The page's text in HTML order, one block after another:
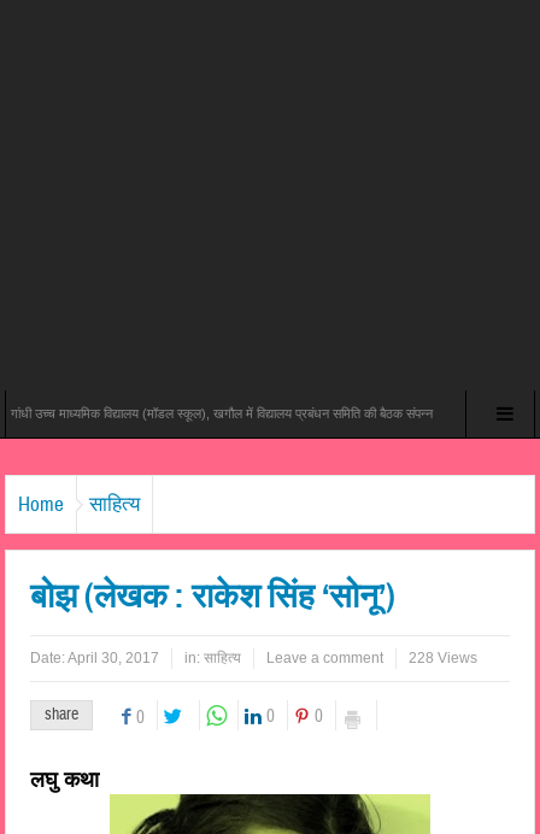
माध्यमिक विद्यालय (मॉडल स्कूल), खगौल में विद्यालय प्रबंधन समिति की बैठक संपन्न यश राज फिल्म्स और
Home साहित्य
बोझ (लेखक : राकेश सिंह ‘सोनू’)
Date:April 30, 2017 in:साहित्य Leave a comment 228 Views
share 0 0 0
लघु कथा